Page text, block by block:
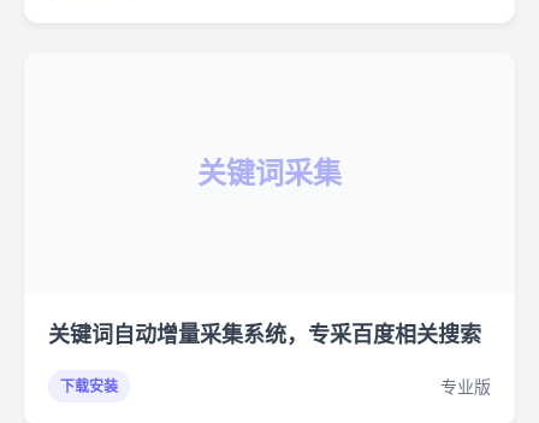
关键词采集
关键词自动增量采集系统，专采百度相关搜索
下载安装 专业版